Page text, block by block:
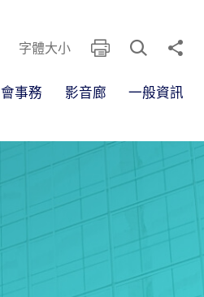
字體大小 列印 開啟搜尋框
分享
事務 影音廊 一般資訊